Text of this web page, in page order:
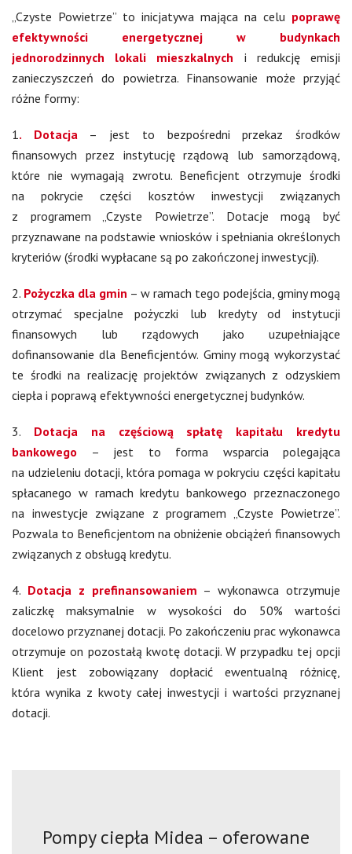
„Czyste Powietrze” to inicjatywa mająca na celu poprawę
efektywności energetycznej w budynkach
jednorodzinnych lokali mieszkalnych i redukcję emisji
zanieczyszczeń do powietrza. Finansowanie może przyjąć
różne formy:
1. Dotacja – jest to bezpośredni przekaz środków
finansowych przez instytucję rządową lub samorządową,
które nie wymagają zwrotu. Beneficjent otrzymuje środki
na pokrycie części kosztów inwestycji związanych
z programem „Czyste Powietrze”. Dotacje mogą być
przyznawane na podstawie wniosków i spełniania określonych
kryteriów (środki wypłacane są po zakończonej inwestycji).
2. Pożyczka dla gmin – w ramach tego podejścia, gminy mogą
otrzymać specjalne pożyczki lub kredyty od instytucji
finansowych lub rządowych jako uzupełniające
dofinansowanie dla Beneficjentów. Gminy mogą wykorzystać
te środki na realizację projektów związanych z odzyskiem
ciepła i poprawą efektywności energetycznej budynków.
3. Dotacja na częściową spłatę kapitału kredytu
bankowego – jest to forma wsparcia polegająca
na udzieleniu dotacji, która pomaga w pokryciu części kapitału
spłacanego w ramach kredytu bankowego przeznaczonego
na inwestycje związane z programem „Czyste Powietrze”.
Pozwala to Beneficjentom na obniżenie obciążeń finansowych
związanych z obsługą kredytu.
4. Dotacja z prefinansowaniem – wykonawca otrzymuje
zaliczkę maksymalnie w wysokości do 50% wartości
docelowo przyznanej dotacji. Po zakończeniu prac wykonawca
otrzymuje on pozostałą kwotę dotacji. W przypadku tej opcji
Klient jest zobowiązany dopłacić ewentualną różnicę,
która wynika z kwoty całej inwestycji i wartości przyznanej
dotacji.
Pompy ciepła Midea – oferowane